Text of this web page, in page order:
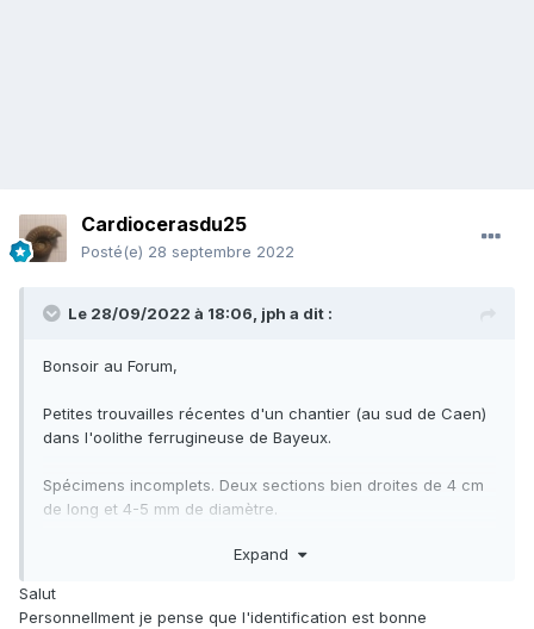
Cardiocerasdu25
Posté(e) 28 septembre 2022
Le 28/09/2022 à 18:06, jph a dit :
Bonsoir au Forum,
Petites trouvailles récentes d'un chantier (au sud de Caen)
dans l'oolithe ferrugineuse de Bayeux.
Spécimens incomplets. Deux sections bien droites de 4 cm
de long et 4-5 mm de diamètre.
Perso j'arrive à Spiroceras sauzeanum.
Qu'en pense le Forum?
Expand
Salut
Personnellment je pense que l'identification est bonne